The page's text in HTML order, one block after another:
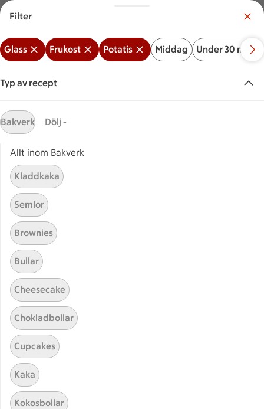
Meny Logga in
Vilken är din butik? Välj butik
Start
Potatis + Frukost + Glass
Sök ingrediens eller recept
Inga förslag
Glass
ReceptVisar 0 stycken
(0)
Testa att söka på något nytt, eller ta bort något av
Filter
Glass Frukost Potatis Middag Under 30
Typ av recept
Bakverk Dölj -
Allt inom Bakverk
Kladdkaka
Semlor
Brownies
Bullar
Cheesecake
Chokladbollar
Cupcakes
Kaka
Kokosbollar